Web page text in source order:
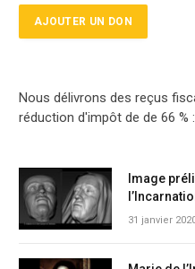
Nous délivrons des reçus
réduction d'impôt de de 66 % :
Image
31 janvier